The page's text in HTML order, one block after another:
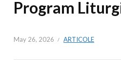
Program
May 26, 2026 ARTICOLE